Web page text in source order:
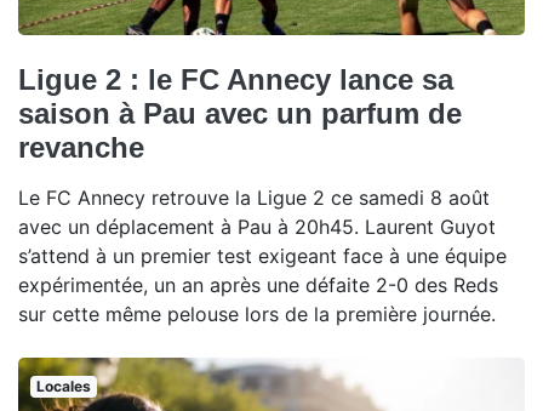
Ligue 2 : le FC Annecy lance sa
saison à Pau avec un parfum de
revanche
Le FC Annecy retrouve la Ligue 2 ce samedi 8 août
avec un déplacement à Pau à 20h45. Laurent Guyot
s’attend à un premier test exigeant face à une équipe
expérimentée, un an après une défaite 2-0 des Reds
sur cette même pelouse lors de la première journée.
Locales